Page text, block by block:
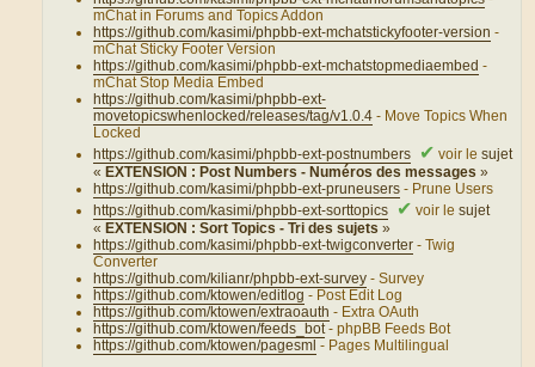
mChat in Forums and Topics Addon
https://github.com/kasimi/phpbb-ext-mchatstickyfooter-version -
mChat Sticky Footer Version
https://github.com/kasimi/phpbb-ext-mchatstopmediaembed -
mChat Stop Media Embed
https://github.com/kasimi/phpbb-ext-
movetopicswhenlocked/releases/tag/v1.0.4 - Move Topics When
Locked
https://github.com/kasimi/phpbb-ext-postnumbers
✔ voir lesujet
« EXTENSION : Post Numbers - Numéros des messages»
https://github.com/kasimi/phpbb-ext-pruneusers - Prune Users
https://github.com/kasimi/phpbb-ext-sorttopics
✔ voir lesujet
« EXTENSION : Sort Topics - Tri des sujets»
https://github.com/kasimi/phpbb-ext-twigconverter - Twig
Converter
https://github.com/kilianr/phpbb-ext-survey - Survey
https://github.com/ktowen/editlog - Post Edit Log
https://github.com/ktowen/extraoauth - Extra OAuth
https://github.com/ktowen/feeds_bot- phpBB Feeds Bot
https://github.com/ktowen/pagesml - Pages Multilingual